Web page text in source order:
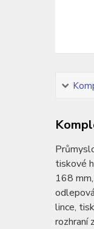
tiskové
168
lince,
rozhraní